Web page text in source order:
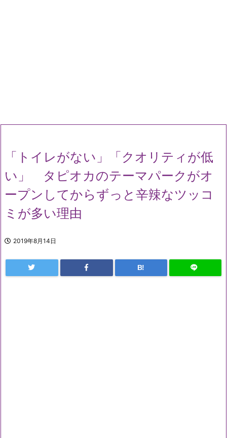
「トイレがない」「クオリティが低
い」 タピオカのテーマパークがオ
ープンしてからずっと辛辣なツッコ
ミが多い理由
2019年8月14日
B!